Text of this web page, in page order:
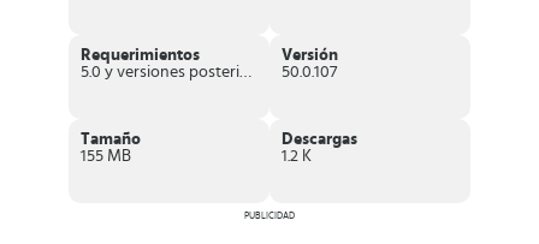
colecciona todas las que puedas
que también te ayudarán en los
niveles más difíciles.
magia
Sistema de control sencillode aprender a manejar.
Requerimientos
5.0 y versiones posteriores
Versión
50.0.107
Tamaño
155 MB
Descargas
1.2 K
PUBLICIDAD